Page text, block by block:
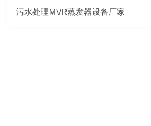
污水处理MVR蒸发器设备厂家